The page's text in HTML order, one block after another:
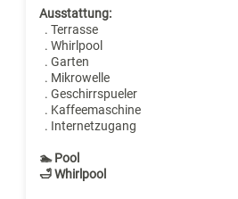
Ausstattung:
. Terrasse
. Whirlpool
. Garten
. Mikrowelle
. Geschirrspueler
. Kaffeemaschine
. Internetzugang
🏊 Pool
🛁 Whirlpool